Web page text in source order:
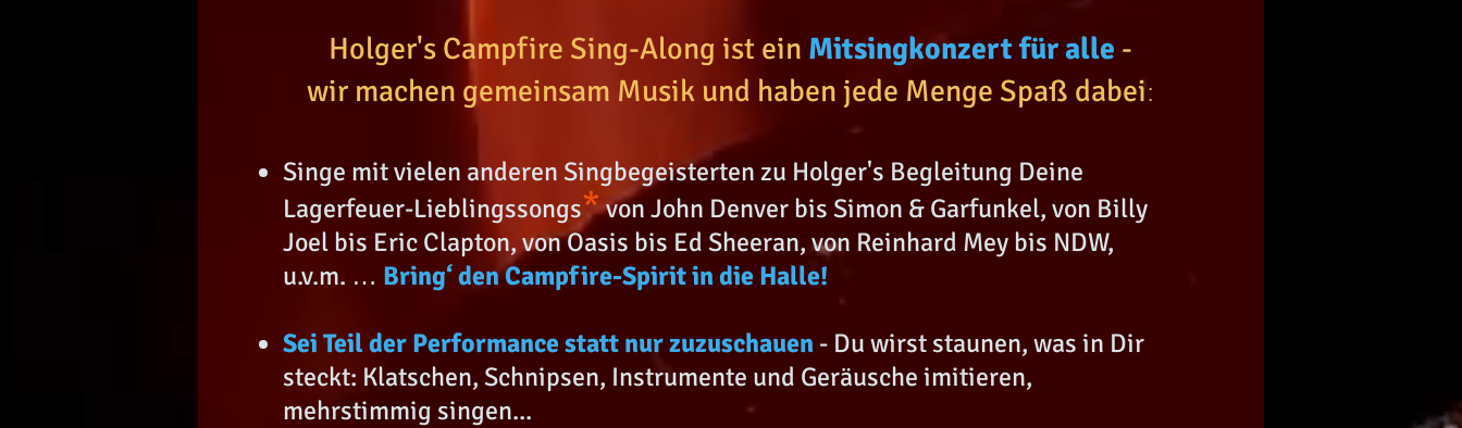
Holger's Campfire Sing-Along ist ein Mitsingkonzert für alle -
wir machen gemeinsam Musik und haben jede Menge Spaß dabei:
Singe mit vielen anderen Singbegeisterten zu Holger's Begleitung Deine
Lagerfeuer-Lieblingssongs*von John Denver bis Simon & Garfunkel, von Billy
Joel bis Eric Clapton, von Oasis bis Ed Sheeran, von Reinhard Mey bis NDW,
u.v.m. … Bring‘ den Campfire-Spirit in die Halle!
Sei Teil der Performance statt nur zuzuschauen - Du wirst staunen, was in Dir
steckt: Klatschen, Schnipsen, Instrumente und Geräusche imitieren,
mehrstimmig singen...